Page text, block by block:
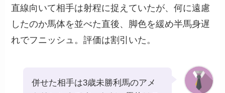
直線向いて相手は射程に捉えていたが、何に遠慮
したのか馬体を並べた直後、脚色を緩め半馬身遅
れでフニッシュ。評価は割引いた。
併せた相手は3歳未勝利馬のアメ